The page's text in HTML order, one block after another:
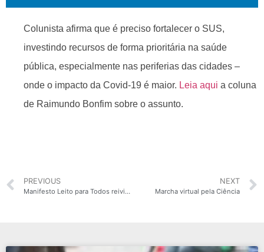
Colunista afirma que é preciso fortalecer o SUS,
investindo recursos de forma prioritária na saúde
pública, especialmente nas periferias das cidades –
onde o impacto da Covid-19 é maior. Leia aqui a coluna
de Raimundo Bonfim sobre o assunto.
PREVIOUS
Manifesto Leito para Todos reivindica regulação unificada de leitos pelo SUS
NEXT
Marcha virtual pela Ciência